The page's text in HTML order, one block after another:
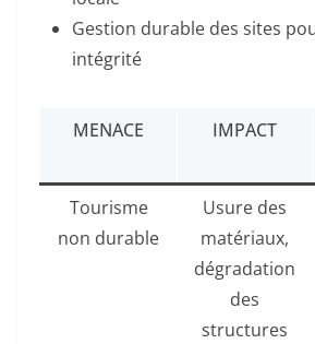
Gestion durable des sites
intégrité
MENACE IMPACT
Tourisme
non durable
Usure des
matériaux,
dégradation
des
structures